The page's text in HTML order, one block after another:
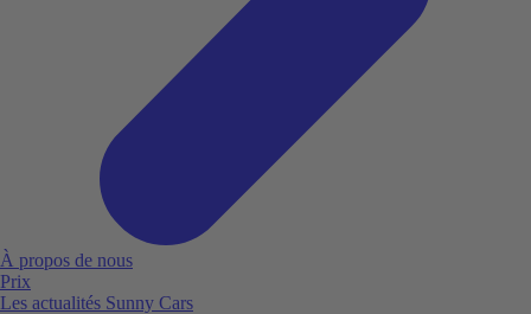
À propos de nous
Prix
Les actualités Sunny Cars